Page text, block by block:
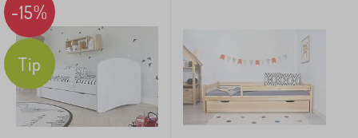
Rechercher dans les filtres
Disponibilité
Sous-catégories
-15%
Tip